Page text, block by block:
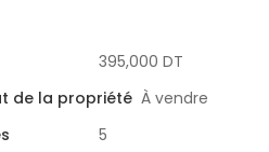
395,000 DT
de la propriété À vendre
5